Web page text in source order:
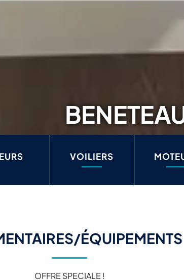
VOILIERS
ÉQUIPEMENTS
OFFRE SPECIALE !